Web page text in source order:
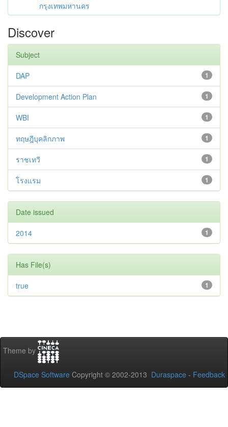
กรุงเทพมหานคร
Discover
Subject
1
DAP
1
Development Action Plan
1
WBI
1
ทฤษฎีบุคลิกภาพ
1
ราชเทวี
1
โรงแรม
Date issued
1
2014
Has File(s)
1
true
Theme by
DSpace Software Copyright © 2002-2013 Duraspace - Feedback